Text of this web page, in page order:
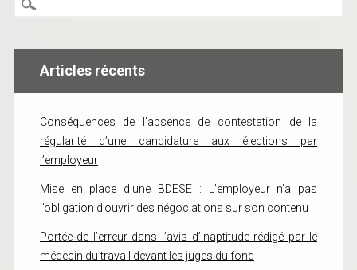
Articles récents
Conséquences de l’absence de contestation de la
régularité d’une candidature aux élections par
l’employeur
Mise en place d’une BDESE : L’employeur n’a pas
l’obligation d’ouvrir des négociations sur son contenu
Portée de l’erreur dans l’avis d’inaptitude rédigé par le
médecin du travail devant les juges du fond